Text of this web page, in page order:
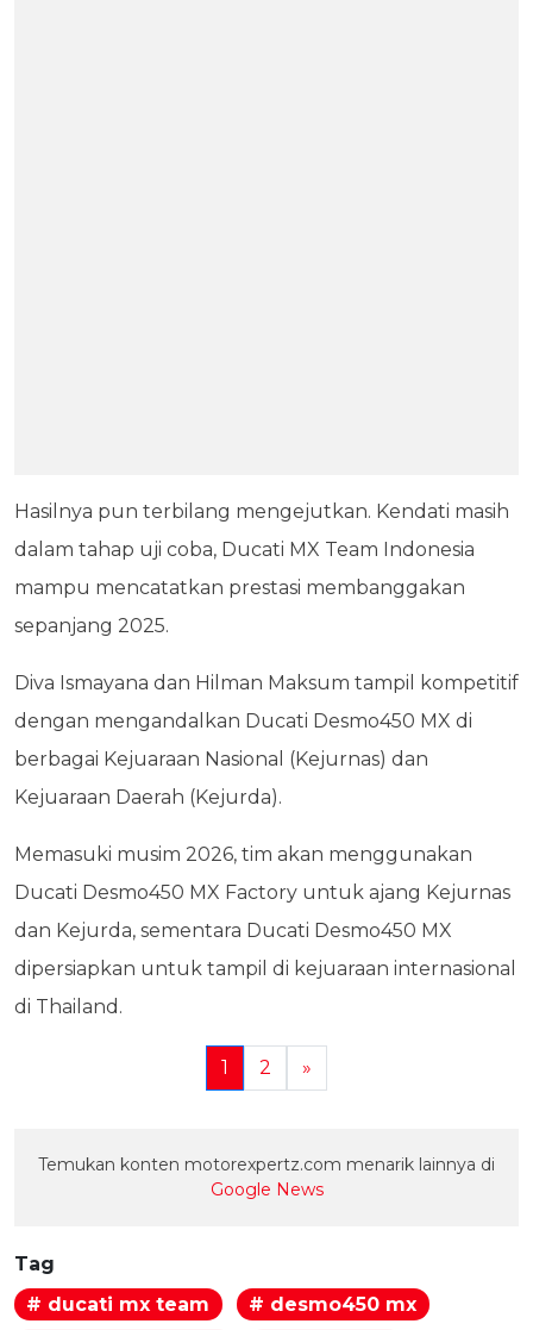
Hasilnya pun terbilang mengejutkan. Kendati masih
dalam tahap uji coba, Ducati MX Team Indonesia
mampu mencatatkan prestasi membanggakan
sepanjang 2025.
Diva Ismayana dan Hilman Maksum tampil kompetitif
dengan mengandalkan Ducati Desmo450 MX di
berbagai Kejuaraan Nasional (Kejurnas) dan
Kejuaraan Daerah (Kejurda).
Memasuki musim 2026, tim akan menggunakan
Ducati Desmo450 MX Factory untuk ajang Kejurnas
dan Kejurda, sementara Ducati Desmo450 MX
dipersiapkan untuk tampil di kejuaraan internasional
di Thailand.
1 2 »
Temukan konten motorexpertz.com menarik lainnya di
Google News
Tag
# ducati mx team
# desmo450 mx